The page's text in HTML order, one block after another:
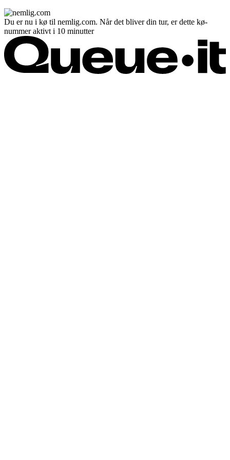
Du er nu i kø til nemlig.com. Når det bliver din tur, er dette kø-
nummer aktivt i 10 minutter